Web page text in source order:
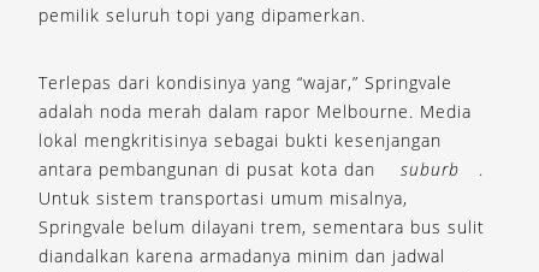
pemilik seluruh topi yang dipamerkan.
Terlepas dari kondisinya yang “wajar,” Springvale
adalah noda merah dalam rapor Melbourne. Media
lokal mengkritisinya sebagai bukti kesenjangan
antara pembangunan di pusat kota dan
suburb
.
Untuk sistem transportasi umum misalnya,
Springvale belum dilayani trem, sementara bus sulit
diandalkan karena armadanya minim dan jadwal